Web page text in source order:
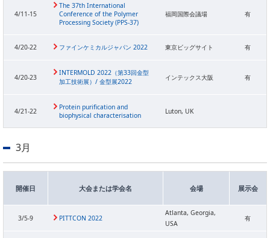
ニュース＆イベント
ニュース
プレスリリース
4/11-15
The 37th International
Conference of the Polymer
Processing Society (PPS-37)
福岡国際会議場 有
4/20-22 ファインケミカルジャパン 2022 東京ビッグサイト 有
4/20-23
INTERMOLD 2022（第33回金型
加工技術展）/ 金型展2022
インテックス大阪 有
4/21-22
Protein purification and
biophysical characterisation
Luton, UK
3月
開催日 大会または学会名 会場 展示会
3/5-9 PITTCON 2022
Atlanta, Georgia,
USA
有